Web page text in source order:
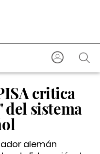
critica
sistema
alemán